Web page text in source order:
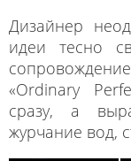
Дизайнер
идеи тесно
«Ordinary
сразу, а
журчание вод,